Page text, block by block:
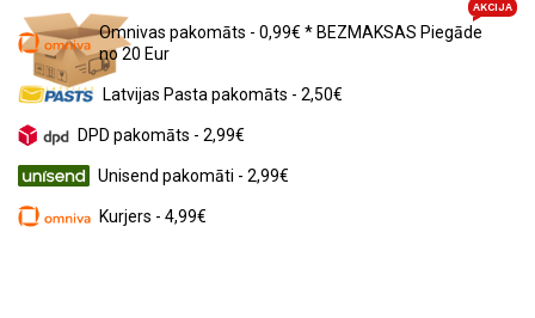
Omnivas pakomāts - 0,99€ * BEZMAKSAS Piegāde
no 20 Eur
AKCIJA
Latvijas Pasta pakomāts - 2,50€
DPD pakomāts - 2,99€
Unisend pakomāti - 2,99€
Kurjers - 4,99€